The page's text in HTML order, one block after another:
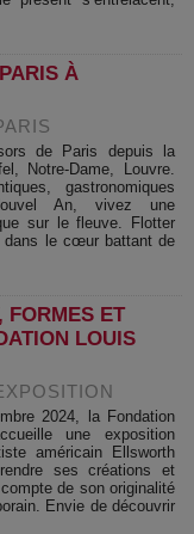
À
de Paris depuis la
Notre-Dame, Louvre.
gastronomiques
An, vivez une
sur le fleuve. Flotter
dans le cœur battant de
FORMES ET
LOUIS
2024, la Fondation
une exposition
américain Ellsworth
ses créations et
de son originalité
Envie de découvrir